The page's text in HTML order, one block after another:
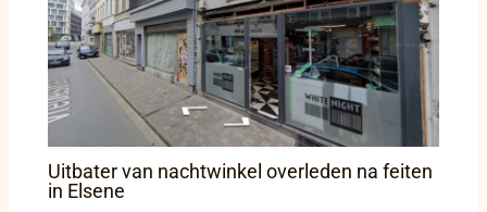
Uitbater van nachtwinkel overleden na feiten
in Elsene